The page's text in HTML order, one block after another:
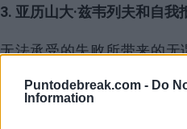
Puntodebreak.com - Do
Information
3. 亚历山大·兹韦列夫和自我
无法承受的失败所带来的
期以来所做的事情。他的
是因为他在新闻发布会上